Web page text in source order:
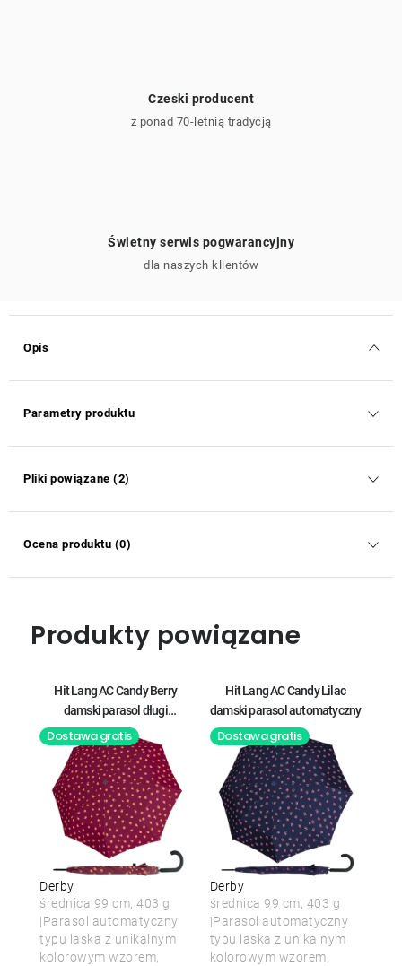
Czeski producent
z ponad 70-letnią tradycją
Świetny serwis pogwarancyjny
dla naszych klientów
Opis
Parametry produktu
Pliki powiązane (2)
Ocena produktu (0)
Produkty powiązane
Hit Lang AC Candy Berry
damski parasol długi
automatyczny
Dostawa gratis
Derby
średnica 99 cm, 403 g
|Parasol automatyczny
typu laska z unikalnym
kolorowym wzorem,
Hit Lang AC Candy Lilac
damski parasol automatyczny
Dostawa gratis
Derby
średnica 99 cm, 403 g
|Parasol automatyczny
typu laska z unikalnym
kolorowym wzorem,